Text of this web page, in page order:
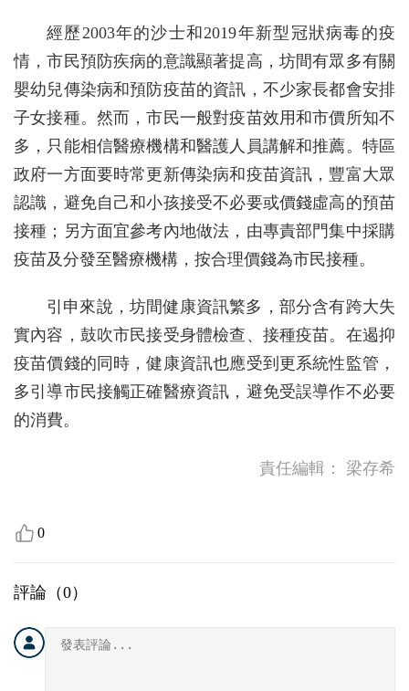
經歷2003年的沙士和2019年新型冠狀病毒的疫
情，市民預防疾病的意識顯著提高，坊間有眾多有關
嬰幼兒傳染病和預防疫苗的資訊，不少家長都會安排
子女接種。然而，市民一般對疫苗效用和市價所知不
多，只能相信醫療機構和醫護人員講解和推薦。特區
政府一方面要時常更新傳染病和疫苗資訊，豐富大眾
認識，避免自己和小孩接受不必要或價錢虛高的預苗
接種；另方面宜參考內地做法，由專責部門集中採購
疫苗及分發至醫療機構，按合理價錢為市民接種。
引申來說，坊間健康資訊繁多，部分含有跨大失
實內容，鼓吹市民接受身體檢查、接種疫苗。在遏抑
疫苗價錢的同時，健康資訊也應受到更系統性監管，
多引導市民接觸正確醫療資訊，避免受誤導作不必要
的消費。
責任編輯： 梁存希
0
評論（0）